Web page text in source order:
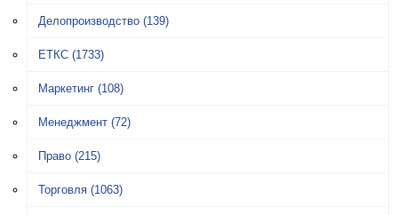
Делопроизводство (139)
ЕТКС (1733)
Маркетинг (108)
Менеджмент (72)
Право (215)
Торговля (1063)